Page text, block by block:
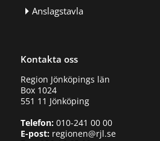
Anslagstavla
Kontakta oss
Region Jönköpings län
Box 1024
551 11 Jönköping
Telefon:010-241 00 00
E-post:regionen@rjl.se